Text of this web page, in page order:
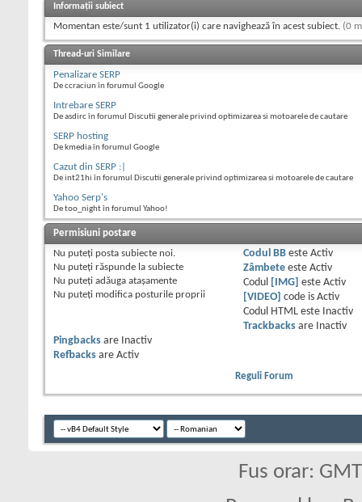
Informații subiect
Momentan este/sunt 1 utilizator(i) care navighează în acest subiect. (0
Thread-uri Similare
Penalizare SERP
De ccraciun în forumul Google
Intrebare SERP
De asdirc în forumul Discutii generale privind optimizarea si motoarele de cautare
SERP hosting
De kmedia în forumul Google
Cazut din SERP :|
De int21hi în forumul Discutii generale privind optimizarea si motoarele de cautare
Yahoo Serp's
De too_night în forumul Yahoo!
Permisiuni postare
Nu puteţi posta subiecte noi.
Nu puteţi răspunde la subiecte
Nu puteţi adăuga ataşamente
Nu puteţi modifica posturile proprii
Codul BBeste Activ
Zâmbeteeste Activ
Codul
[IMG] este Activ
[VIDEO] code is Activ
Codul HTML este
Inactiv
Trackbacksare
Inactiv
Pingbacks are
Inactiv
Refbacks are Activ
Reguli Forum
Fus orar: